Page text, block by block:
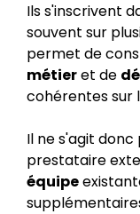
Ils s'inscrivent
souvent sur
permet de
métieret de
cohérentes sur
Il ne s'agit
prestataire
équipe